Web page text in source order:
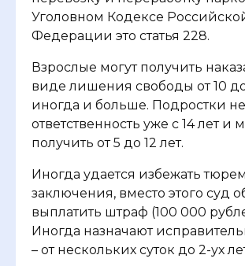
Уголовном Кодексе
Федерации это статья 228.
Взрослые могут получить
виде лишения свободы от 10
иногда и больше. Подростки
ответственность уже с 14 лет и
получить от 5 до 12 лет.
Иногда удается избежать
заключения, вместо этого суд
выплатить штраф (100 000
Иногда назначают
– от нескольких суток до 2-ух